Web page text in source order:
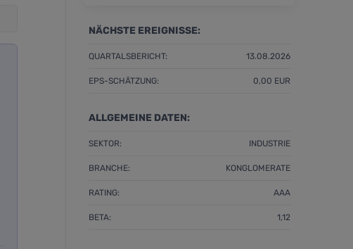
NÄCHSTE EREIGNISSE:
QUARTALSBERICHT: 13.08.2026
EPS-SCHÄTZUNG: 0,00 EUR
ALLGEMEINE DATEN:
SEKTOR: INDUSTRIE
BRANCHE: KONGLOMERATE
RATING: AAA
BETA: 1,12